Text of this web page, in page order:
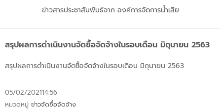
ข่าวสารประชาสัมพันธ์จาก องค์การจัดการน้ำเสีย
สรุปผลการดำเนินงานจัดซื้อจัดจ้างในรอบเดือน มิถุนายน 2563
สรุปผลการดำเนินงานจัดซื้อจัดจ้างในรอบเดือน มิถุนายน 2563
05/02/202114:56
หมวดหมู่ ข่าวจัดซื้อจัดจ้าง